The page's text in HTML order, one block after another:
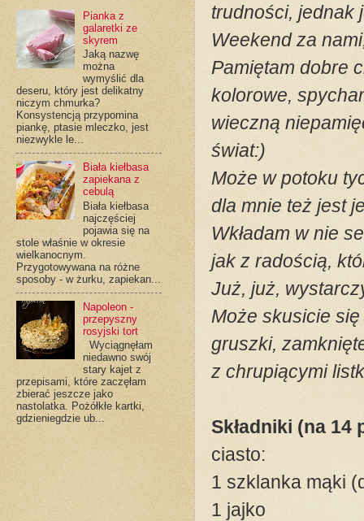
trudności, jednak
Weekend za
Pamiętam dobre
kolorowe,
wieczną
świat:)
Może w potoku
dla mnie też jest
Wkładam w nie
jak z radością,
Już, już,
Może skusicie
gruszki,
z chrupiącymi
Składniki (na 14
ciasto:
1 szklanka mąki
1 jajko
Pianka z
galaretki ze
skyrem
Jaką nazwę
można
wymyślić dla
deseru, który jest delikatny
niczym chmurka?
Konsystencją przypomina
piankę, ptasie mleczko, jest
niezwykle le...
Biała kiełbasa
zapiekana z
cebulą
Biała kiełbasa
najczęściej
pojawia się na
stole właśnie w okresie
wielkanocnym.
Przygotowywana na różne
sposoby - w żurku, zapiekan...
Napoleon -
przepyszny
rosyjski tort
Wyciągnęłam
niedawno swój
stary kajet z
przepisami, które zaczęłam
zbierać jeszcze jako
nastolatka. Pożółkłe kartki,
gdzieniegdzie ub...